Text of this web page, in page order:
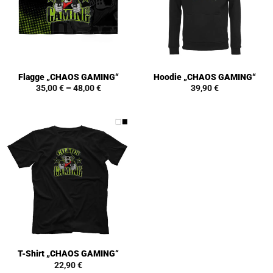
Flagge „CHAOS GAMING“
35,00€–48,00€
Hoodie „CHAOS GAMING“
39,90€
T-Shirt „CHAOS GAMING“
22,90€